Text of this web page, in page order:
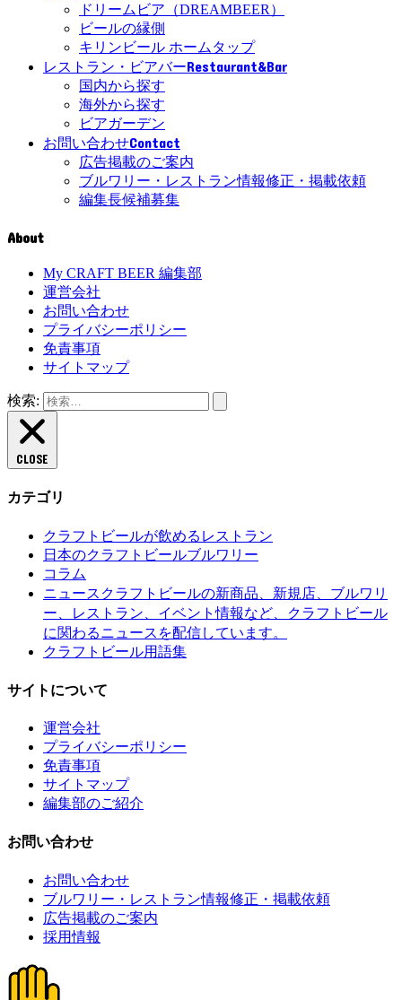
ドリームビア（DREAMBEER）
ビールの縁側
キリンビール ホームタップ
レストラン・ビアバーRestaurant&Bar
国内から探す
海外から探す
ビアガーデン
お問い合わせContact
広告掲載のご案内
ブルワリー・レストラン情報修正・掲載依頼
編集長候補募集
About
My CRAFT BEER 編集部
運営会社
お問い合わせ
プライバシーポリシー
免責事項
サイトマップ
検索:
CLOSE
カテゴリ
クラフトビールが飲めるレストラン
日本のクラフトビールブルワリー
コラム
ニュース クラフトビールの新商品、新規店、ブルワリ
ー、レストラン、イベント情報など、クラフトビール
に関わるニュースを配信しています。
クラフトビール用語集
サイトについて
運営会社
プライバシーポリシー
免責事項
サイトマップ
編集部のご紹介
お問い合わせ
お問い合わせ
ブルワリー・レストラン情報修正・掲載依頼
広告掲載のご案内
採用情報